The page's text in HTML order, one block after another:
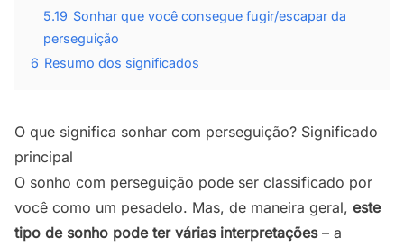
5.19 Sonhar que você consegue fugir/escapar da
perseguição
6 Resumo dos significados
O que significa sonhar com perseguição? Significado
principal
O sonho com perseguição pode ser classificado por
você como um pesadelo. Mas, de maneira geral, este
tipo de sonho pode ter várias interpretações– a